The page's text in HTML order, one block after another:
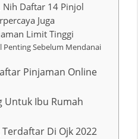
Nih Daftar 14 Pinjol
Juga
Limit Tinggi
Penting Sebelum Mendanai
Pinjaman Online
Untuk Ibu Rumah
Di Ojk 2022